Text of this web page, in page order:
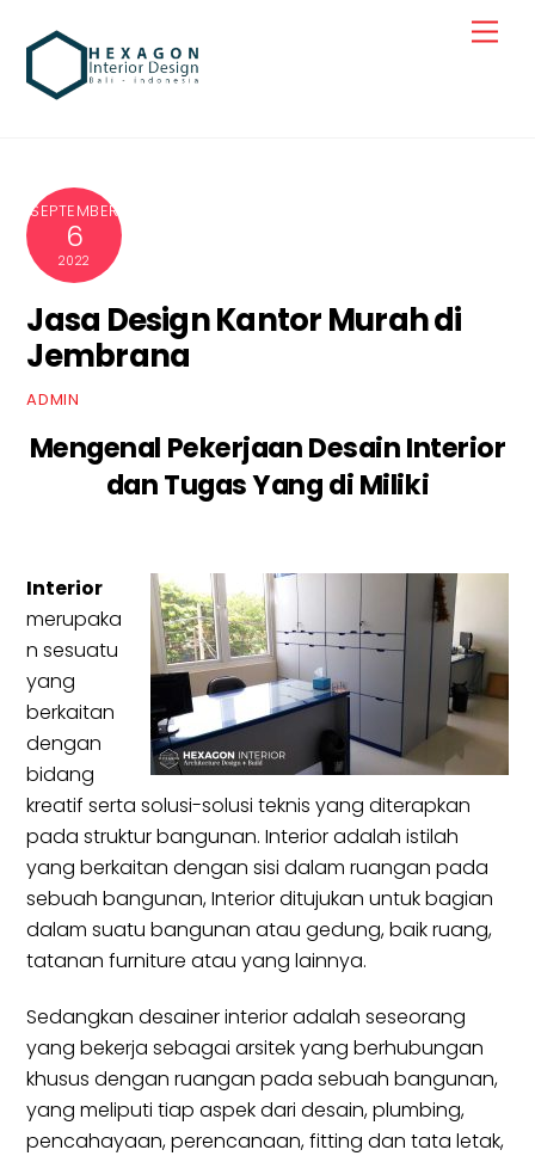
content
SEPTEMBER
6
2022
Jasa Design Kantor Murah di
Jembrana
ADMIN
Mengenal Pekerjaan Desain Interior
dan Tugas Yang di Miliki
Interior
merupaka
n sesuatu
yang
berkaitan
dengan
bidang
kreatif serta solusi-solusi teknis yang diterapkan
pada struktur bangunan. Interior adalah istilah
yang berkaitan dengan sisi dalam ruangan pada
sebuah bangunan, Interior ditujukan untuk bagian
dalam suatu bangunan atau gedung, baik ruang,
tatanan furniture atau yang lainnya.
Sedangkan desainer interior adalah seseorang
yang bekerja sebagai arsitek yang berhubungan
khusus dengan ruangan pada sebuah bangunan,
yang meliputi tiap aspek dari desain, plumbing,
pencahayaan, perencanaan, fitting dan tata letak,